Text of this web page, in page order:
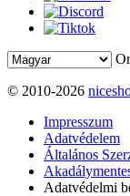
© 2010-2026
Impresszum
Adatvédelem
Általános
Adatvédelmi